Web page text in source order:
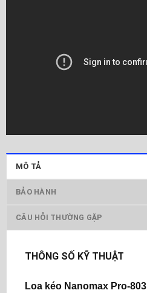
MÔ TẢ
BẢO HÀNH
CÂU HỎI THƯỜNG GẶP
THÔNG SỐ KỸ THUẬT
Loa kéo Nanomax Pro-803